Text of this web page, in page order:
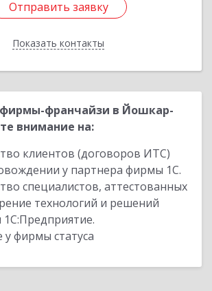
Отправить заявку
Показать контакты
Отправить заявку
Назад
франчайзи в Йошкар-
внимание на:
клиентов (договоров ИТС)
у партнера фирмы 1С.
специалистов, аттестованных
технологий и решений
1С:Предприятие.
у фирмы статуса